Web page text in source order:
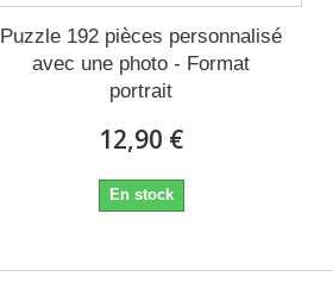
Puzzle 192 pièces personnalisé
avec une photo - Format
portrait
12,90 €
En stock